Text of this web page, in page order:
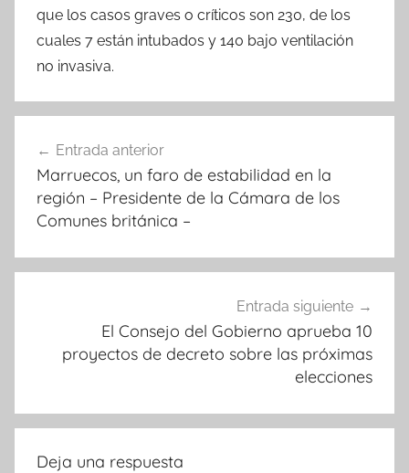
que los casos graves o críticos son 230, de los
cuales 7 están intubados y 140 bajo ventilación
no invasiva.
de
entradas
Entrada anterior
Marruecos, un faro de estabilidad en la
región – Presidente de la Cámara de los
Comunes británica –
Entrada siguiente
El Consejo del Gobierno aprueba 10
proyectos de decreto sobre las próximas
elecciones
Deja una respuesta